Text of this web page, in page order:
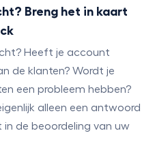
Breng het in kaart
Heeft je account
de klanten? Wordt je
een probleem hebben?
alleen een antwoord
in de beoordeling van uw